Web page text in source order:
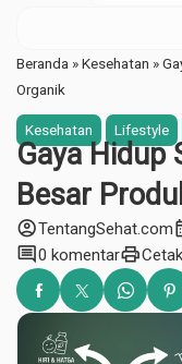
Beranda »Kesehatan »
Organik
Kesehatan Lifestyle
Gaya Hidup
Besar
account_circleTentangSehat.com
comment0 komentarprintCetak